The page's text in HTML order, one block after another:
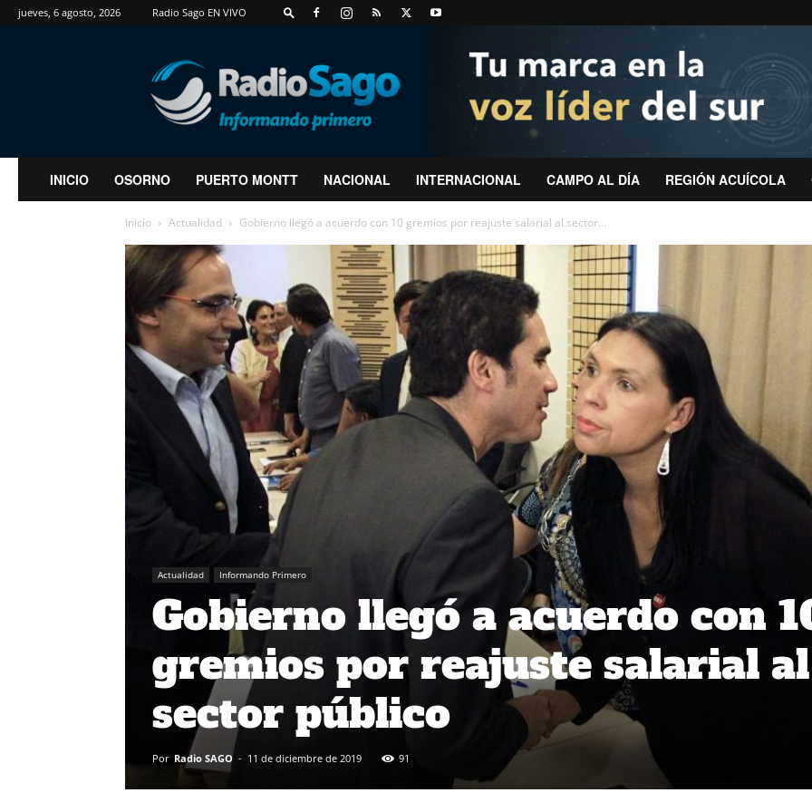
jueves, 6 agosto, 2026 Radio Sago EN VIVO
RadioSago
INICIO OSORNO PUERTO MONTT NACIONAL INTERNACIONAL CAMPO AL DÍA REGIÓN ACUÍCOLA
Inicio Actualidad Gobierno llegó a acuerdo con 10 gremios por reajuste salarial al sector...
Actualidad Informando Primero
Gobierno llegó a acuerdo con
gremios por reajuste salarial al
sector público
Por Radio SAGO - 11 de diciembre de 2019 91